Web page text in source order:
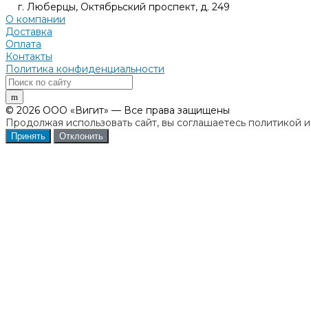
г. Люберцы, Октябрьский проспект, д. 249
О компании
Доставка
Оплата
Контакты
Политика конфиденциальности
© 2026 ООО «Вигит» — Все права защищены
Продолжая использовать сайт, вы соглашаетесь политикой
Принять Отклонить